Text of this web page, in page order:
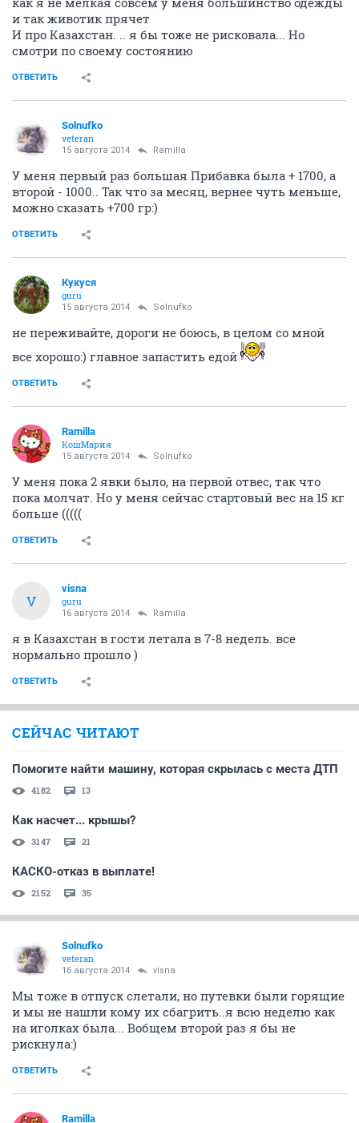
и так животик прячет
И про Казахстан. .. я бы тоже не рисковала... Но
смотри по своему состоянию
ОТВЕТИТЬ
Solnufko
veteran
15 августа 2014 Ramilla
У меня первый раз большая Прибавка была + 1700, а
второй - 1000.. Так что за месяц, вернее чуть меньше,
можно сказать +700 гр:)
ОТВЕТИТЬ
Кукуся
guru
15 августа 2014 Solnufko
не переживайте, дороги не боюсь, в целом со мной
все хорошо:) главное запастить едой
ОТВЕТИТЬ
Ramilla
КошМария
15 августа 2014 Solnufko
У меня пока 2 явки было, на первой отвес, так что
пока молчат. Но у меня сейчас стартовый вес на 15 кг
больше (((((
ОТВЕТИТЬ
V
visna
guru
16 августа 2014 Ramilla
я в Казахстан в гости летала в 7-8 недель. все
нормально прошло )
ОТВЕТИТЬ
СЕЙЧАС ЧИТАЮТ
Помогите найти машину, которая скрылась с места ДТП
4182 13
Как насчет... крышы?
3147 21
КАСКО-отказ в выплате!
2152 35
Solnufko
veteran
16 августа 2014 visna
Мы тоже в отпуск слетали, но путевки были горящие
и мы не нашли кому их сбагрить..я всю неделю как
на иголках была... Вобщем второй раз я бы не
рискнула:)
ОТВЕТИТЬ
Ramilla